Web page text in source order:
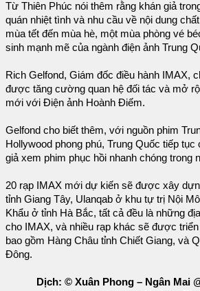
Từ Thiên Phúc nói thêm rằng khán giả
quán nhiệt tình và nhu cầu về nội dung
mùa tết đến mùa hè, một mùa phòng vé
sinh mạnh mẽ của ngành điện ảnh Trung
Rich Gelfond, Giám đốc điều hành IMAX,
được tăng cường quan hệ đối tác và mở
mới với Điện ảnh Hoành Điếm.
Gelfond cho biết thêm, với nguồn phim
Hollywood phong phú, Trung Quốc tiếp
giả xem phim phục hồi nhanh chóng trong
20 rạp IMAX mới dự kiến sẽ được xây
tỉnh Giang Tây, Ulanqab ở khu tự trị Nội
Khẩu ở tỉnh Hà Bắc, tất cả đều là những
cho IMAX, và nhiều rạp khác sẽ được
bao gồm Hàng Châu tỉnh Chiết Giang, và
Đông.
Dịch: © Xuân Phong – Ngân Mai